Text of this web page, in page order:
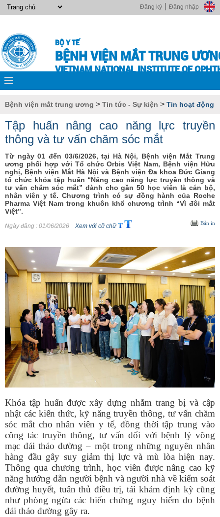
Đăng nhập
Đăng ký
BỘ Y TẾ
BỆNH VIỆN MẮT TRUNG
VIETNAM NATIONAL INSTITUTE OF
Bệnh viện mắt trung ương > Tin tức - Sự kiện > Tin hoạt động
Tập huấn nâng cao năng lực truyền
thông và tư vấn chăm sóc mắt
Từ ngày 01 đến 03/6/2026, tại Hà Nội, Bệnh viện Mắt Trung
ương phối hợp với Tổ chức Orbis Việt Nam, Bệnh viện Hữu
nghị, Bệnh viện Mắt Hà Nội và Bệnh viện Đa khoa Đức Giang
tổ chức khóa tập huấn “Nâng cao năng lực truyền thông và
tư vấn chăm sóc mắt” dành cho gần 50 học viên là cán bộ,
nhân viên y tế. Chương trình có sự đồng hành của Roche
Pharma Việt Nam trong khuôn khổ chương trình “Vì đôi mắt
Việt”.
Ngày đăng : 01/06/2026 Xem với cỡ chữ Bản in
Khóa tập huấn được xây dựng nhằm trang bị và cập
nhật các kiến thức, kỹ năng truyền thông, tư vấn chăm
sóc mắt cho nhân viên y tế, đồng thời tập trung vào
công tác truyền thông, tư vấn đối với bệnh lý võng
mạc đái tháo đường – một trong những nguyên nhân
hàng đầu gây suy giảm thị lực và mù lòa hiện nay.
Thông qua chương trình, học viên được nâng cao kỹ
năng hướng dẫn người bệnh và người nhà về kiểm soát
đường huyết, tuân thủ điều trị, tái khám định kỳ cũng
như phòng ngừa các biến chứng nguy hiểm do bệnh
đái tháo đường gây ra.